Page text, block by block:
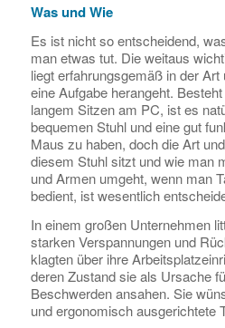
Was und Wie
Es ist nicht so entscheidend,
man etwas tut. Die weitaus
liegt erfahrungsgemäß in der
eine Aufgabe herangeht.
langem Sitzen am PC, ist es
bequemen Stuhl und eine gut
Maus zu haben, doch die Art
diesem Stuhl sitzt und wie man
und Armen umgeht, wenn man
bedient, ist wesentlich
In einem großen Unternehmen
starken Verspannungen und
klagten über ihre
deren Zustand sie als Ursache
Beschwerden ansahen. Sie
und ergonomisch ausgerichtete